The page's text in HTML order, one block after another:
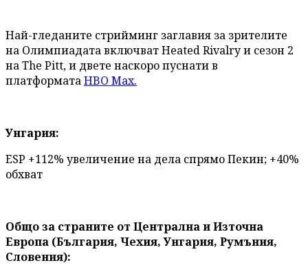
Най-гледаните стрийминг заглавия за зрителите
на Олимпиадата включват Heated Rivalry и сезон 2
на The Pitt, и двете наскоро пуснати в
платформатаHBO Max.
Унгария:
ESP +112% увеличение на дела спрямо Пекин; +40%
обхват
Общо за страните от Централна и Източна
Европа (България, Чехия, Унгария, Румъния,
Словения):